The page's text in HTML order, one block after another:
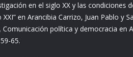
en el siglo XX y las condiciones
XXI” en Arancibia Carrizo, Juan Pablo y
Comunicación política y democracia en
65.